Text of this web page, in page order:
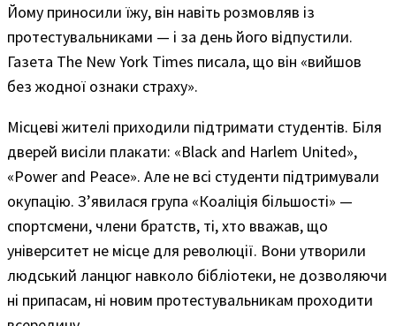
Йому приносили їжу, він навіть розмовляв із
протестувальниками — і за день його відпустили.
Газета The New York Times писала, що він «вийшов
без жодної ознаки страху».
Місцеві жителі приходили підтримати студентів. Біля
дверей висіли плакати: «Black and Harlem United»,
«Power and Peace». Але не всі студенти підтримували
окупацію. З’явилася група «Коаліція більшості» —
спортсмени, члени братств, ті, хто вважав, що
університет не місце для революції. Вони утворили
людський ланцюг навколо бібліотеки, не дозволяючи
ні припасам, ні новим протестувальникам проходити